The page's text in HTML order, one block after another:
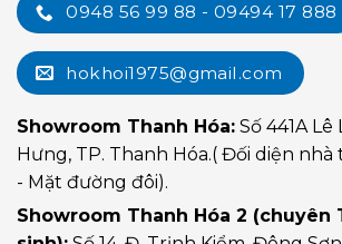
0948 56 99 88 - 09494 17 888
hokhoi1975@gmail.com
Showroom Thanh Hóa: Số 441A Lê
Hưng, TP. Thanh Hóa.( Đối diện nhà
- Mặt đường đôi).
Showroom Thanh Hóa 2 (chuyên